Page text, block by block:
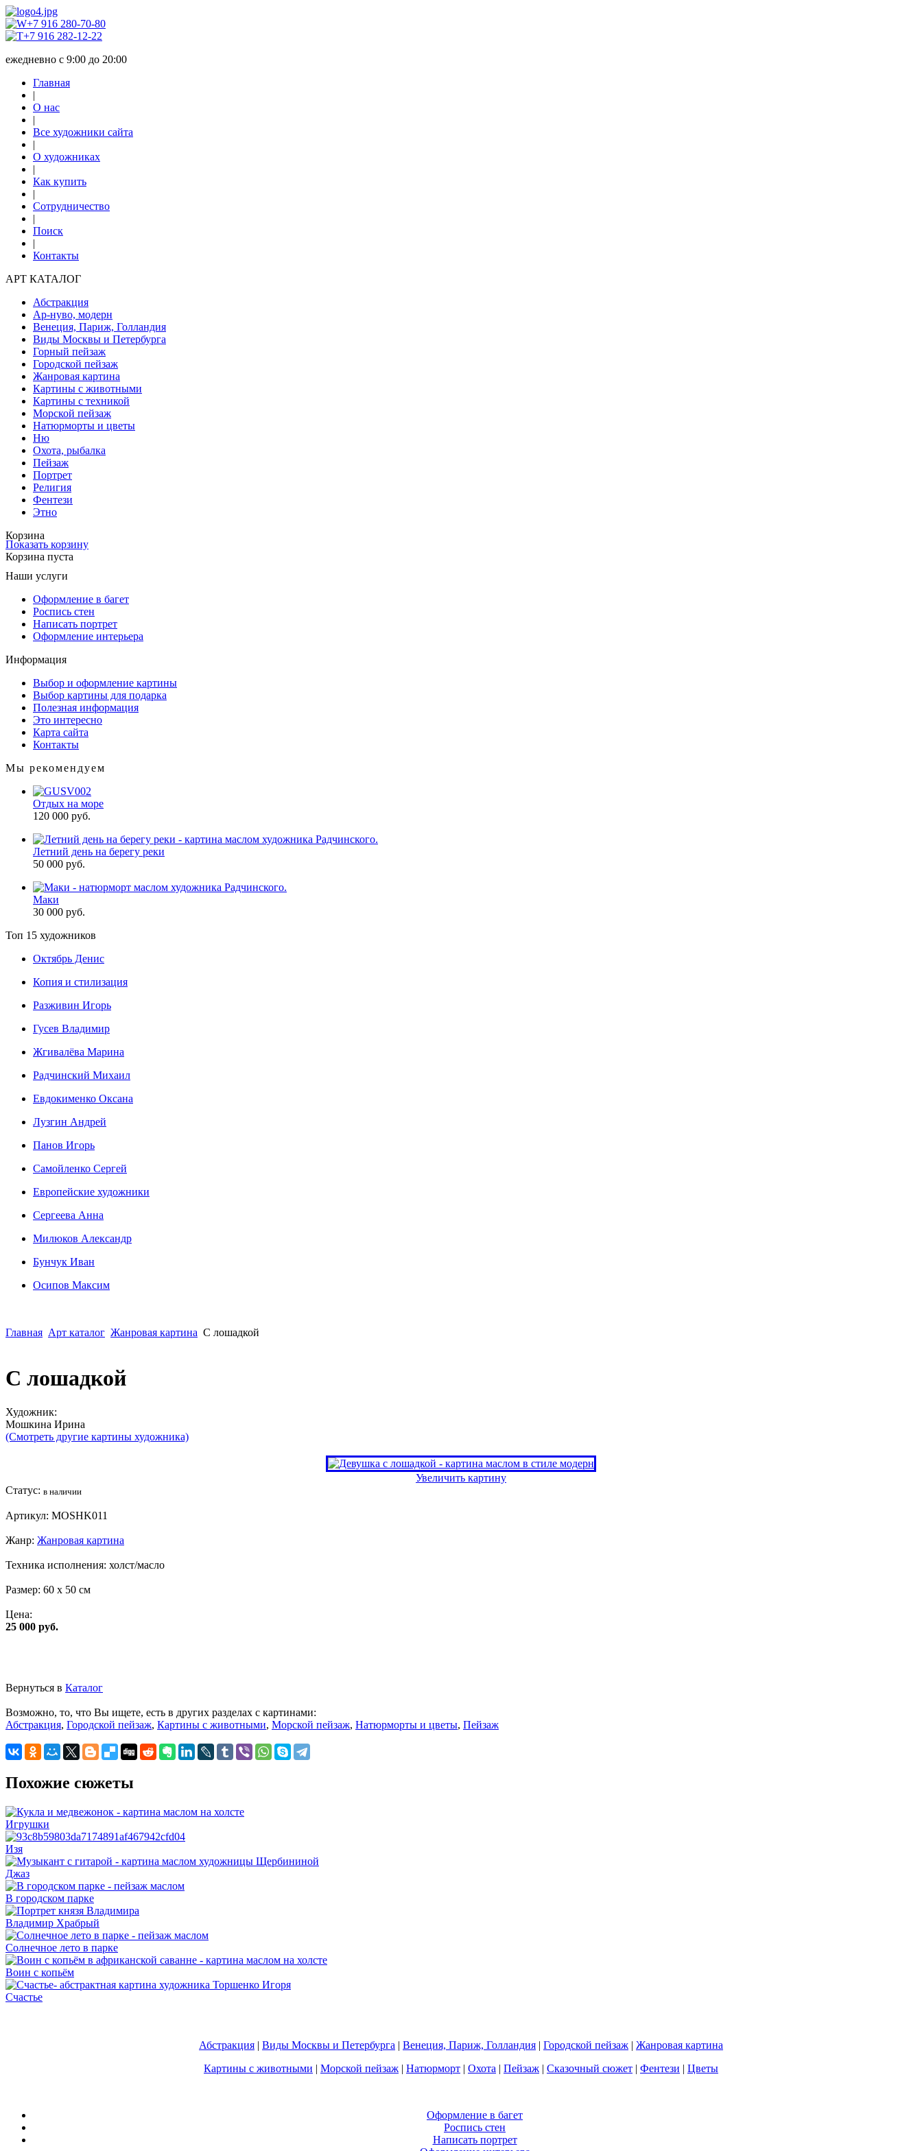
+7 916 280-70-80
+7 916 282-12-22
ежедневно с 9:00 до 20:00
Главная
|
О нас
|
Все художники сайта
|
О художниках
|
Как купить
|
Сотрудничество
|
Поиск
|
Контакты
АРТ КАТАЛОГ
Абстракция
Ар-нуво, модерн
Венеция, Париж, Голландия
Виды Москвы и Петербурга
Горный пейзаж
Городской пейзаж
Жанровая картина
Картины с животными
Картины с техникой
Морской пейзаж
Натюрморты и цветы
Ню
Охота, рыбалка
Пейзаж
Портрет
Религия
Фентези
Этно
Корзина
Показать корзину
Корзина пуста
Наши услуги
Оформление в багет
Роспись стен
Написать портрет
Оформление интерьера
Информация
Выбор и оформление картины
Выбор картины для подарка
Полезная информация
Это интересно
Карта сайта
Контакты
Мы рекомендуем
Отдых на море
120 000 руб.
Летний день на берегу реки
50 000 руб.
Маки
30 000 руб.
Топ 15 художников
Октябрь Денис
Копия и стилизация
Разживин Игорь
Гусев Владимир
Жгивалёва Марина
Радчинский Михаил
Евдокименко Оксана
Лузгин Андрей
Панов Игорь
Сaмoйленко Сергей
Европейские художники
Сергеева Анна
Милюков Александр
Бунчук Иван
Осипoв Максим
Главная Арт каталог Жанровая картина С лошадкой
С лошадкой
Художник:
Мошкина Ирина
(Смотреть другие картины художника)
Увеличить картину
Статус: в наличии
Артикул: MOSHK011
Жанр: Жанровая картина
Техника исполнения: холст/масло
Размер: 60 x 50 см
Цена:
25 000 руб.
Вернуться в Каталог
Возможно, то, что Вы ищете, есть в других разделах с картинами:
Абстракция, Городской пейзаж, Картины с животными, Морской пейзаж, Натюрморты и цветы, Пейзаж
Похожие сюжеты
Игрушки
Изя
Джаз
В городском парке
Владимир Храбрый
Солнечное лето в парке
Воин с копьём
Счастье
Абстракция | Виды Москвы и Петербурга | Венеция, Париж, Голландия | Городской пейзаж | Жанровая картина
Картины с животными | Морской пейзаж | Натюрморт | Охота | Пейзаж | Сказочный сюжет | Фентези | Цветы
Оформление в багет
Роспись стен
Написать портрет